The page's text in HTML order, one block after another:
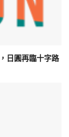
日圓再臨十字路